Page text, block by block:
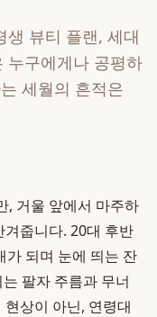
생 뷰티 플랜, 세대
누구에게나 공평하
세월의 흔적은
, 거울 앞에서 마주하
줍니다. 20대 후반
가 되며 눈에 띄는 잔
팔자 주름과 무너
상이 아닌, 연령대